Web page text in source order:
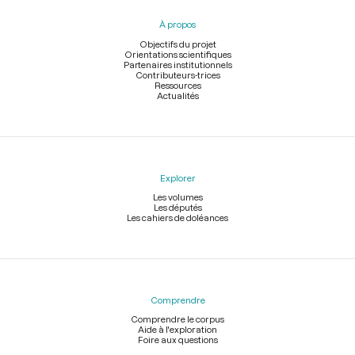
À propos
Objectifs du projet
Orientations scientifiques
Partenaires institutionnels
Contributeurs-trices
Ressources
Actualités
Explorer
Les volumes
Les députés
Les cahiers de doléances
Comprendre
Comprendre le corpus
Aide à l'exploration
Foire aux questions